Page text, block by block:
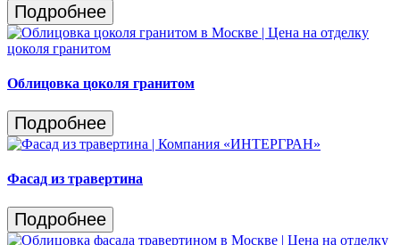
Подробнее
Облицовка цоколя гранитом
Подробнее
Фасад из травертина
Подробнее